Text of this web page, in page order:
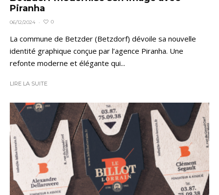
Piranha
06/12/2024 · 0
La commune de Betzder (Betzdorf) dévoile sa nouvelle
identité graphique conçue par l’agence Piranha. Une
refonte moderne et élégante qui...
LIRE LA SUITE